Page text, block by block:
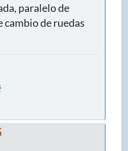
paralelo de
cambio de ruedas